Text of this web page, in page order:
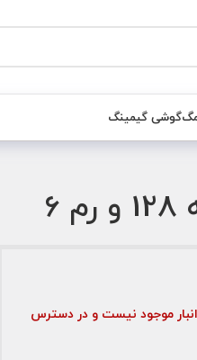
گوشی گیمینگ
موجود نیست و در دسترس